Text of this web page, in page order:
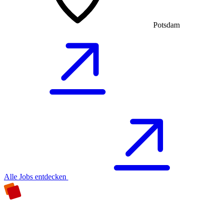
Potsdam
Alle Jobs entdecken